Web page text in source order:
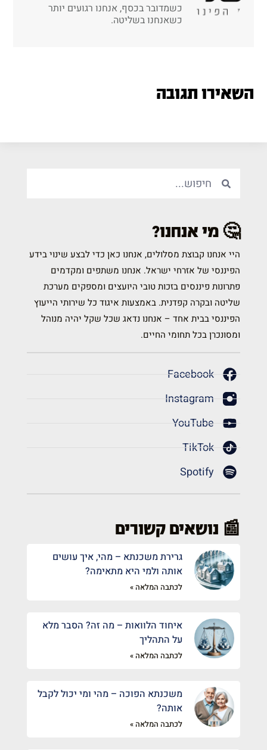
כשמדובר בכסף, אנחנו רגועים יותר
כשאנחנו בשליטה.
השאירו תגובה
🤔 מי אנחנו?
היי אנחנו קבוצת מסלולים, אנחנו כאן כדי לבצע שינוי בידע
הפיננסי של אזרחי ישראל. אנחנו משתפים ומקדמים
פתרונות פיננסים בזכות טובי היועצים ומספקים מערכת
שליטה ובקרה קפדנית. באמצעות איגוד כל שירותי הייעוץ
הפיננסי בבית אחד – אנחנו נדאג שכל שקל יהיה מנוהל
ומסונכרן בכל תחומי החיים.
Facebook
Instagram
YouTube
TikTok
Spotify
📰 נושאים קשורים
גרירת משכנתא – מהי, איך עושים
אותה ולמי היא מתאימה?
לכתבה המלאה »
איחוד הלוואות – מה זה? הסבר מלא
על התהליך
לכתבה המלאה »
משכנתא הפוכה – מהי ומי יכול לקבל
אותה?
לכתבה המלאה »